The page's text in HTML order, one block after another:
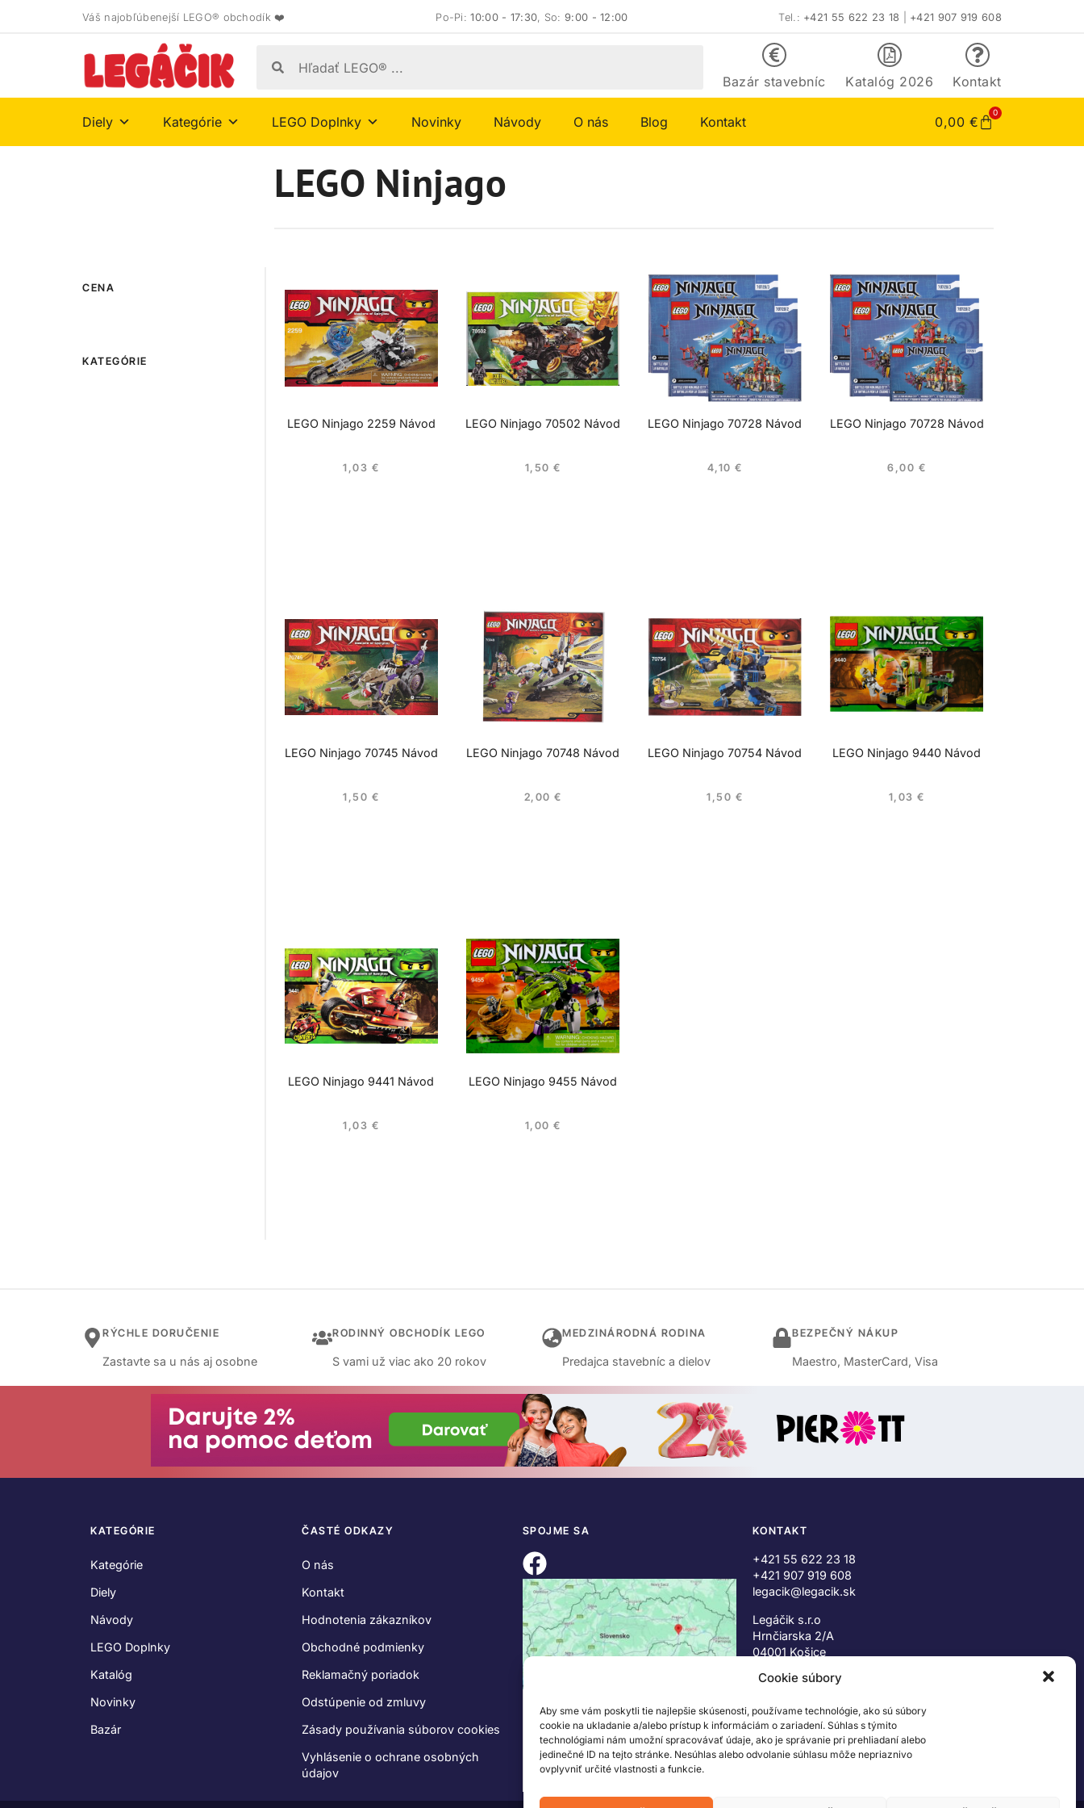
Cookie súbory
Aby sme vám poskytli tie najlepšie skúsenosti, používame technológie, ako sú súbory
cookie na ukladanie a/alebo prístup k informáciám o zariadení. Súhlas s týmito
technológiami nám umožní spracovávať údaje, ako je správanie pri prehliadaní alebo
jedinečné ID na tejto stránke. Nesúhlas alebo odvolanie súhlasu môže nepriaznivo
ovplyvniť určité vlastnosti a funkcie.
Váš najobľúbenejší LEGO® obchodík ❤️ Po-Pi:10:00 - 17:30, So:9:00 - 12:00 Tel.: +421 55 622 23 18 +421 907 919 608
Bazár stavebníc Katalóg 2026 Kontakt
Diely Kategórie LEGO Doplnky Novinky Návody O nás Blog Kontakt 0,00 €
0
CENA
KATEGÓRIE
LEGO Ninjago
LEGO Ninjago 2259 Návod
1,03 €
LEGO Ninjago 70502 Návod
1,50€
LEGO Ninjago 70728 Návod
4,10€
LEGO Ninjago 70728 Návod
6,00 €
LEGO Ninjago 70745 Návod
1,50 €
LEGO Ninjago 70748 Návod
2,00€
LEGO Ninjago 70754 Návod
1,50 €
LEGO Ninjago 9440 Návod
1,03€
LEGO Ninjago 9441 Návod
1,03 €
LEGO Ninjago 9455 Návod
1,00€
RÝCHLE DORUČENIE
Zastavte sa u nás aj osobne
RODINNÝ OBCHODÍK LEGO
S vami už viac ako 20 rokov
MEDZINÁRODNÁ RODINA
Predajca stavebníc a dielov
BEZPEČNÝ NÁKUP
Maestro, MasterCard, Visa
KATEGÓRIE
Kategórie
Diely
Návody
LEGO Doplnky
Katalóg
Novinky
Bazár
ČASTÉ ODKAZY
O nás
Kontakt
Hodnotenia zákazníkov
Obchodné podmienky
Reklamačný poriadok
Odstúpenie od zmluvy
Zásady používania súborov cookies
Vyhlásenie o ochrane osobných
údajov
SPOJME SA KONTAKT
+421 55 622 23 18
+421 907 919 608
legacik@legacik.sk
Legáčik s.r.o
Hrnčiarska 2/A
04001 Košice
IČ DPH: SK2023978330